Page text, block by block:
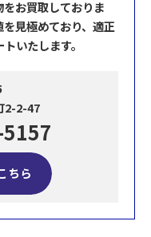
お買取しておりま
見極めており、適正
いたします。
2-2-47
ちら